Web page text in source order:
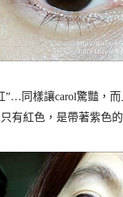
”…同樣讓carol驚豔，
有紅色，是帶著紫色